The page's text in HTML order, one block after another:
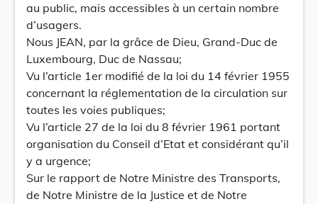
au public, mais accessibles à un certain nombre
d’usagers.
Nous JEAN, par la grâce de Dieu, Grand-Duc de
Luxembourg, Duc de Nassau;
Vu l’article 1er modifié de la loi du 14 février 1955
concernant la réglementation de la circulation sur
toutes les voies publiques;
Vu l’article 27 de la loi du 8 février 1961 portant
organisation du Conseil d’Etat et considérant qu’il
y a urgence;
Sur le rapport de Notre Ministre des Transports,
de Notre Ministre de la Justice et de Notre